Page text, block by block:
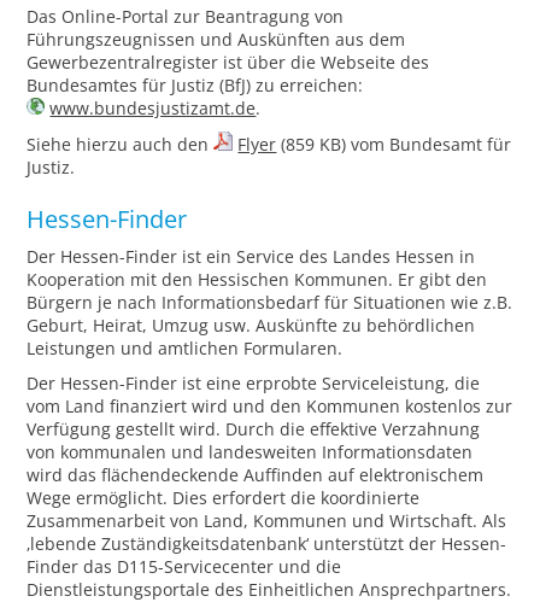
Das Online-Portal zur Beantragung von
Führungszeugnissen und Auskünften aus dem
Gewerbezentralregister ist über die Webseite des
Bundesamtes für Justiz (BfJ) zu erreichen:
www.bundesjustizamt.de.
Siehe hierzu auch den
Flyer (859 KB) vom Bundesamt für
Justiz.
Hessen-Finder
Der Hessen-Finder ist ein Service des Landes Hessen in
Kooperation mit den Hessischen Kommunen. Er gibt den
Bürgern je nach Informationsbedarf für Situationen wie z.B.
Geburt, Heirat, Umzug usw. Auskünfte zu behördlichen
Leistungen und amtlichen Formularen.
Der Hessen-Finder ist eine erprobte Serviceleistung, die
vom Land finanziert wird und den Kommunen kostenlos zur
Verfügung gestellt wird. Durch die effektive Verzahnung
von kommunalen und landesweiten Informationsdaten
wird das flächendeckende Auffinden auf elektronischem
Wege ermöglicht. Dies erfordert die koordinierte
Zusammenarbeit von Land, Kommunen und Wirtschaft. Als
‚lebende Zuständigkeitsdatenbank‘ unterstützt der Hessen-
Finder das D115-Servicecenter und die
Dienstleistungsportale des Einheitlichen Ansprechpartners.